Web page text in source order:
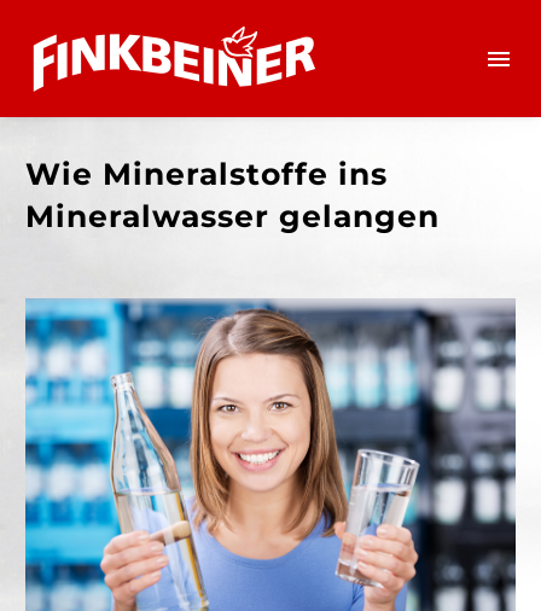
Wie Mineralstoffe ins
Mineralwasser gelangen